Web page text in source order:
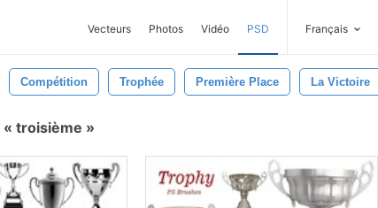
Vecteurs Photos Vidéo PSD Français
Compétition Trophée Première Place La Victoire
troisième